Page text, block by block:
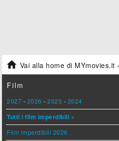
 Vai alla home di MYmovies.it
Film
2027 - 2026 -2025 - 2024
Tutti i film imperdibili »
Film imperdibili 2026